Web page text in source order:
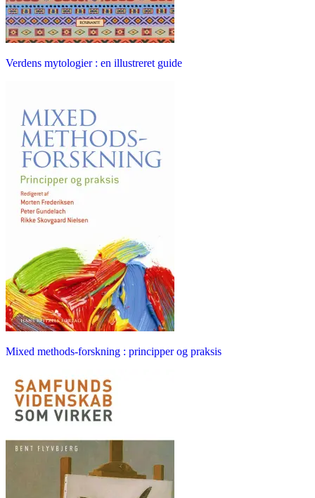
Verdens mytologier : en illustreret guide
Mixed methods-forskning : principper og praksis